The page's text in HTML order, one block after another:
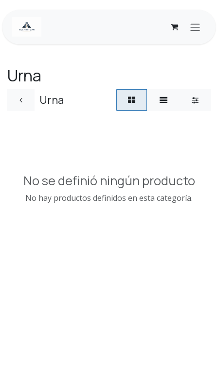
Urna
Urna
No se definió ningún producto
No hay productos definidos en esta categoría.